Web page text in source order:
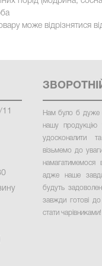
може відрізнятися
Нам було б дуже
нашу продукцію
удосконалити
візьмемо до
намагатимемося
адже наше
будуть
завжди готові
стати чарівниками!